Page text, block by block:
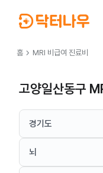
홈 chevron_right MRI 비급여 진료비
고양일산동구
경기도
뇌